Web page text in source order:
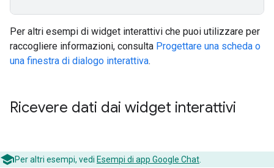
Per altri esempi di widget interattivi che puoi utilizzare per
raccogliere informazioni, consulta Progettare una scheda o
una finestra di dialogo interattiva.
Ricevere dati dai widget interattivi
Per altri esempi, vedi Esempi di app Google Chat